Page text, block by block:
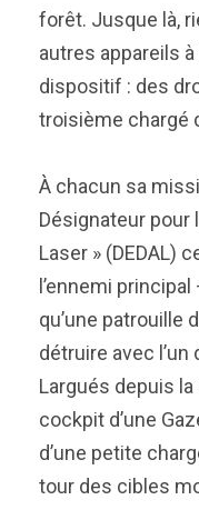
forêt. Jusque là,
autres appareils
dispositif : des
troisième chargé
À chacun sa
Désignateur pour
Laser » (DEDAL)
l’ennemi
qu’une patrouille
détruire avec
Largués depuis la
cockpit d’une
d’une petite
tour des cibles